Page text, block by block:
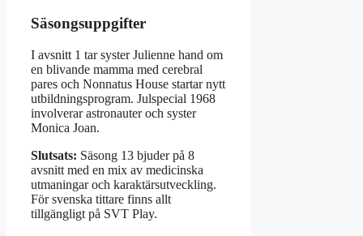
Säsongsuppgifter
I avsnitt 1 tar syster Julienne hand om
en blivande mamma med cerebral
pares och Nonnatus House startar nytt
utbildningsprogram. Julspecial 1968
involverar astronauter och syster
Monica Joan.
Slutsats: Säsong 13 bjuder på 8
avsnitt med en mix av medicinska
utmaningar och karaktärsutveckling.
För svenska tittare finns allt
tillgängligt på SVT Play.